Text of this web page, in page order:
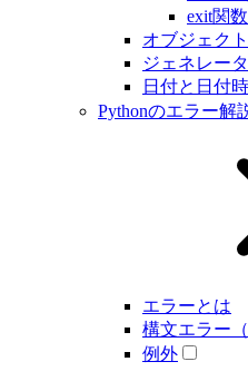
exit関
オブジェク
ジェネレー
日付と日付
Pythonのエラー解
エラーとは
構文エラー（
例外